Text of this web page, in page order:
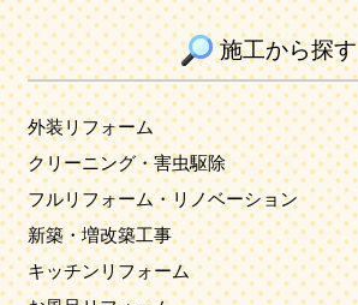
施工から探す
外装リフォーム
クリーニング・害虫駆除
フルリフォーム・リノベーション
新築・増改築工事
キッチンリフォーム